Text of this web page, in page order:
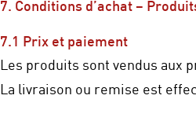
7. Conditions d’achat –
7.1 Prix et paiement
Les produits sont vendus aux
La livraison ou remise est